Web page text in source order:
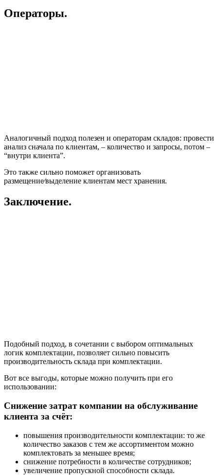
Операторы.
Аналогичный подход полезен и операторам складов: провести
анализ сначала по клиентам, – количество и запросы, потом –
“внутри клиента”.
Это также сильно поможет организовать
размещение⁄выделение клиентам мест хранения.
Заключение.
Подобный подход, в сочетании с выбором оптимальных
логик комплектации, позволяет сильно повысить
производительность склада при комплектации.
Вот все выгоды, которые можно получить при его
использовании:
Снижение затрат компании на обслуживание
клиента за счёт:
повышения производительности комплектации: то же
количество заказов с тем же ассортиментом можно
комплектовать за меньшее время;
снижение потребности в количестве сотрудников;
увеличение пропускной способности склада.